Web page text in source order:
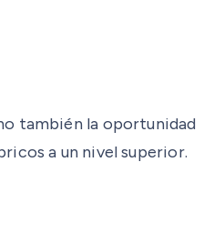
también la oportunidad
a un nivel superior.